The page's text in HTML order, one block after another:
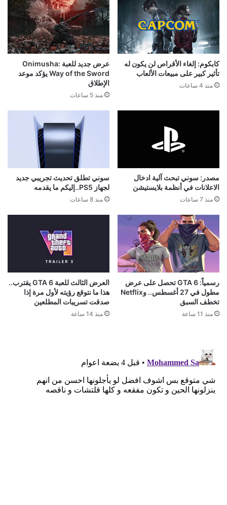
كابكوم: إلغاء الأقراص لن يكون له
تأثير كبير على مبيعات الألعاب
منذ 4 ساعات
عرض جديد للعبة Onimusha:
Way of the Sword يؤكد موعد
الإطلاق
منذ 5 ساعات
مصدر: سوني تبحث آلية ادخال
الاعلانات في أنظمة بلايستيشن
منذ 7 ساعات
سوني تطلق تحديث تجريبي جديد
لجهاز PS5..إليكم ما يقدمه
منذ 8 ساعات
رسمياً: GTA 6 تحصل على عرض
مطول في 27 أغسطس.. وNetflix
تخطف السبق
منذ 11 ساعة
العرض الثالث للعبة GTA 6 يقترب..
هذا ما نتوقع رؤيته لأول مرة إذا
صدقت تسريبات المطلعين
منذ 14 ساعة